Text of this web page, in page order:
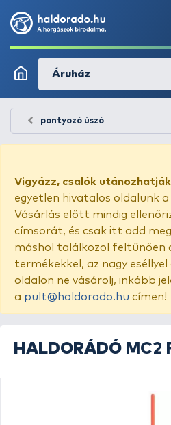
Áruház
pontyozó úszó
Vigyázz, csalók
egyetlen hivatalos oldalunk a
Vásárlás előtt mindig
címsorát, és csak itt add
máshol találkozol feltűnően
termékekkel, az nagy
oldalon ne vásárolj, inkább
a pult@haldorado.hu címen!
HALDORÁDÓ MC2